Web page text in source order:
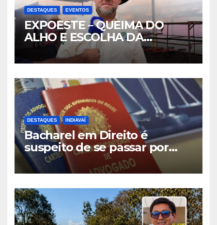
DESTAQUES EVENTOS
EXPOESTE – QUEIMA DO
ALHO E ESCOLHA DA
RAINHA- PARTE I
DESTAQUES INDIAVAÍ
Bacharel em Direito é
suspeito de se passar por
advogado durante
atendimento em Indiavaí